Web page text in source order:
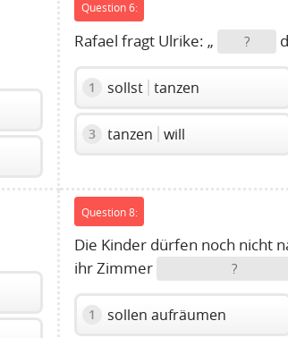
Question 6:
Rafael fragt Ulrike: „ ?
1 sollst tanzen
3 tanzen will
Question 8:
Die Kinder dürfen noch nicht
ihr Zimmer
?
1 sollen aufräumen